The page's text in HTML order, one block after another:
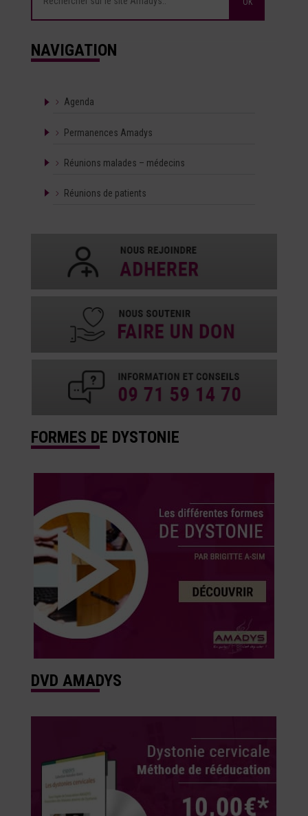
NAVIGATION
Agenda
Permanences Amadys
Réunions malades – médecins
Réunions de patients
FORMES DE DYSTONIE
DVD AMADYS